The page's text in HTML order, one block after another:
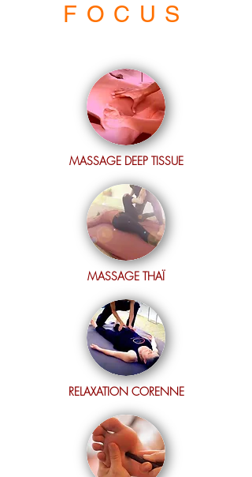
FOCUS
MASSAGE DEEP TISSUE
MASSAGE THAÏ
RELAXATION CORENNE